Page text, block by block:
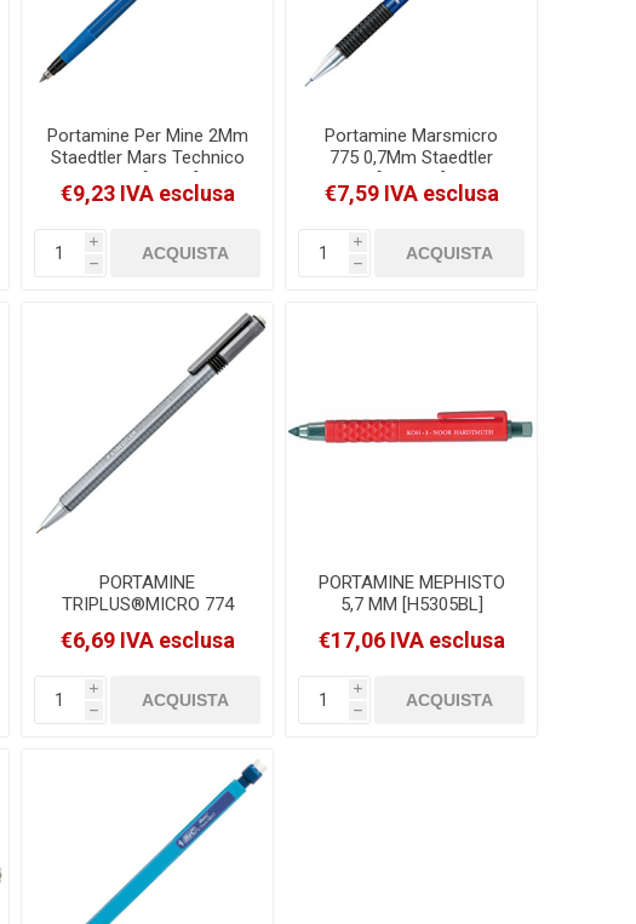
Portamine Per Mine 2Mm
Staedtler Mars Technico
788C [788 C]
€9,23 IVA esclusa
i
h
Portamine Marsmicro
775 0,7Mm Staedtler
€7,59 IVA esclusa
i
h
PORTAMINE
TRIPLUS®MICRO 774
0.5MM STAEDTLER
[77425]
€6,69 IVA esclusa
i
h
PORTAMINE MEPHISTO
5,7 MM [H5305BL]
€17,06 IVA esclusa
i
h